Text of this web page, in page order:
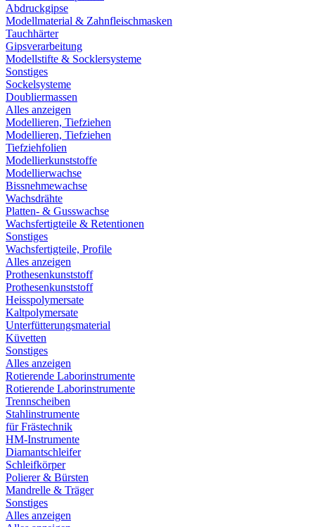
Abdruckgipse
Modellmaterial & Zahnfleischmasken
Tauchhärter
Gipsverarbeitung
Modellstifte & Socklersysteme
Sonstiges
Sockelsysteme
Doubliermassen
Alles anzeigen
Modellieren, Tiefziehen
Modellieren, Tiefziehen
Tiefziehfolien
Modellierkunststoffe
Modellierwachse
Bissnehmewachse
Wachsdrähte
Platten- & Gusswachse
Wachsfertigteile & Retentionen
Sonstiges
Wachsfertigteile, Profile
Alles anzeigen
Prothesenkunststoff
Prothesenkunststoff
Heisspolymersate
Kaltpolymersate
Unterfütterungsmaterial
Küvetten
Sonstiges
Alles anzeigen
Rotierende Laborinstrumente
Rotierende Laborinstrumente
Trennscheiben
Stahlinstrumente
für Frästechnik
HM-Instrumente
Diamantschleifer
Schleifkörper
Polierer & Bürsten
Mandrelle & Träger
Sonstiges
Alles anzeigen